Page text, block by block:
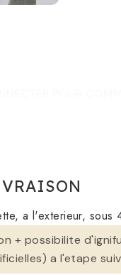
a l'exterieur, sous
+ possibilite
a l'etape